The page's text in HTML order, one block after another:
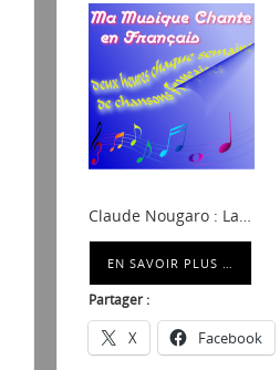
Claude Nougaro : La…
EN SAVOIR PLUS …
Partager :
X Facebook